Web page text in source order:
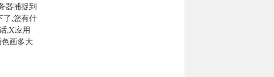
器捕捉到
了,您有什
,X应用
画多大